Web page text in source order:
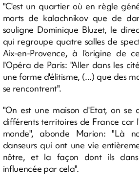
"C'est un quartier où en règle
morts de kalachnikov que de
souligne Dominique Bluzet, le
qui regroupe quatre salles de
Aix-en-Provence, à l'origine de
l'Opéra de Paris: "Aller dans les
une forme d'élitisme, (...) que des
se rencontrent".
"On est une maison d'Etat, on se
différents territoires de France car
monde", abonde Marion: "Là
danseurs qui ont une vie
nôtre, et la façon dont ils
influencée par cela".